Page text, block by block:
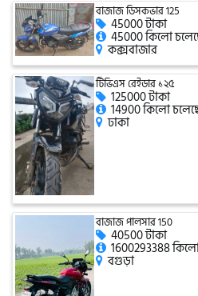
অ্যাটলাস জংশেন
পিএইচপি (PHP)
জিপিএক্স (GPX)
টারো
স্পীডার (Speeder)
বাজাজ ডিসকভার 125
45000 টাকা
45000 কিলো
কক্সবাজার
টিভিএস রেইডার ১২৫
125000 টাকা
14900 কিলো
ঢাকা
বাজাজ পালসার 150
40500 টাকা
1600293388
বগুড়া